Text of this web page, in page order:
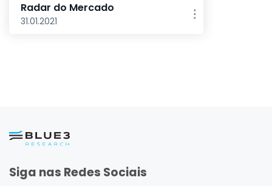
Radar do Mercado
31.01.2021
Siga nas Redes Sociais